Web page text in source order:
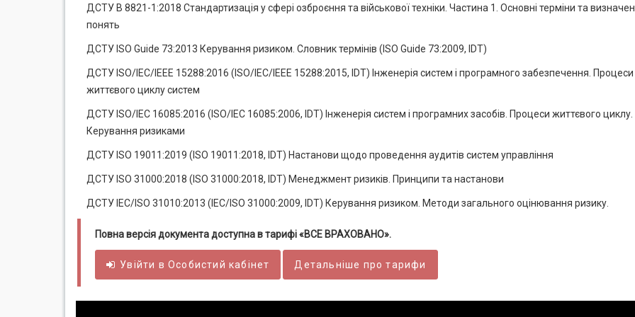
ДСТУ В 8821-1:2018 Стандартизація у сфері озброєння та військової техніки. Частина 1. Основні терміни та
понять
ДСТУ ISO Guide 73:2013 Керування ризиком. Словник термінів (ISO Guide 73:2009, IDT)
ДСТУ ISO/IEC/IEEE 15288:2016 (ISO/IEC/IEEE 15288:2015, IDT) Інженерія систем і програмного забезпечення. Процеси
життєвого циклу систем
ДСТУ ISO/IEC 16085:2016 (ISO/IEC 16085:2006, IDT) Інженерія систем і програмних засобів. Процеси життєвого циклу.
Керування ризиками
ДСТУ ISO 19011:2019 (ISO 19011:2018, IDT) Настанови щодо проведення аудитів систем управління
ДСТУ ISO 31000:2018 (ISO 31000:2018, IDT) Менеджмент ризиків. Принципи та настанови
ДСТУ IEC/ISO 31010:2013 (IEC/ISO 31000:2009, IDT) Керування ризиком. Методи загального оцінювання ризику.
Повна версія документа доступна в тарифі «ВСЕ ВРАХОВАНО».
Увійти вОсобистий кабінет Детальніше про тарифи